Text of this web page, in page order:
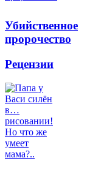
Убийственное
пророчество
Рецензии